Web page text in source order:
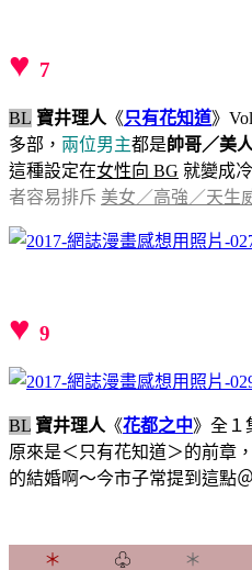
♥ 7
BL 寶井理人 《只有花知道》
多部， 兩位男主都是帥哥／美人
這種設定在女性向 BG 就變成
者容易排斥 美女／高強／天生
♥ 9
BL 寶井理人 《花都之中》全１
原來是＜只有花知道＞的前章
的結婚啊～今市子常提到這點
＊ ♧ ＊